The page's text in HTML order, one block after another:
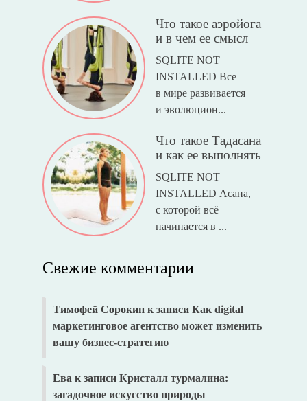
Что такое аэройога
и в чем ее смысл
SQLITE NOT
INSTALLED Все
в мире развивается
и эволюцион...
Что такое Тадасана
и как ее выполнять
SQLITE NOT
INSTALLED Асана,
с которой всё
начинается в ...
Свежие комментарии
Тимофей Сорокинк записи Как digital
маркетинговое агентство может изменить
вашу бизнес-стратегию
Ева к записи Кристалл турмалина:
загадочное искусство природы